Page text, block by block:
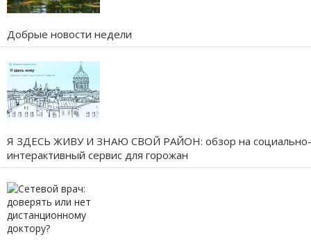
Добрые новости недели
Я ЗДЕСЬ ЖИВУ И ЗНАЮ СВОЙ РАЙОН: обзор на социально-
интерактивный сервис для горожан